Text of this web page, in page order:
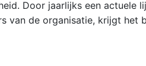
Door jaarlijks een actuele
van de organisatie, krijgt het